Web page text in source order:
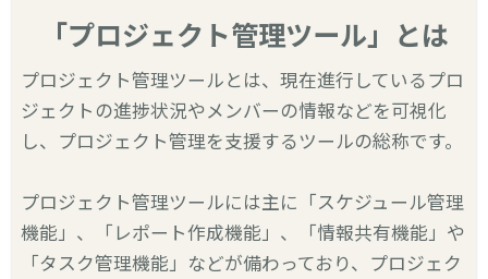
「プロジェクト管理ツール」とは
プロジェクト管理ツールとは、現在進行しているプロ
ジェクトの進捗状況やメンバーの情報などを可視化
し、プロジェクト管理を支援するツールの総称です。
プロジェクト管理ツールには主に「スケジュール管理
機能」、「レポート作成機能」、「情報共有機能」や
「タスク管理機能」などが備わっており、プロジェク